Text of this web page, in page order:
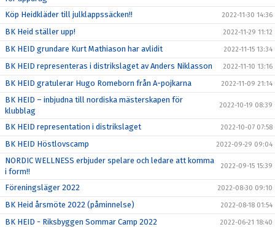
Köp Heidkläder till julklappssäcken!! 2022-11-30 14:36
BK Heid ställer upp! 2022-11-29 11:12
BK HEID grundare Kurt Mathiason har avlidit 2022-11-15 13:34
BK HEID representeras i distrikslaget av Anders Niklasson 2022-11-10 13:16
BK HEID gratulerar Hugo Romeborn från A-pojkarna 2022-11-09 21:14
BK HEID – inbjudna till nordiska mästerskapen för
klubblag
2022-10-19 08:39
BK HEID representation i distrikslaget 2022-10-07 07:58
BK HEID Höstlovscamp 2022-09-29 09:04
NORDIC WELLNESS erbjuder spelare och ledare att komma
i form!!
2022-09-15 15:39
Föreningsläger 2022 2022-08-30 09:10
BK Heid årsmöte 2022 (påminnelse) 2022-08-18 01:54
BK HEID - Riksbyggen Sommar Camp 2022 2022-06-21 18:40